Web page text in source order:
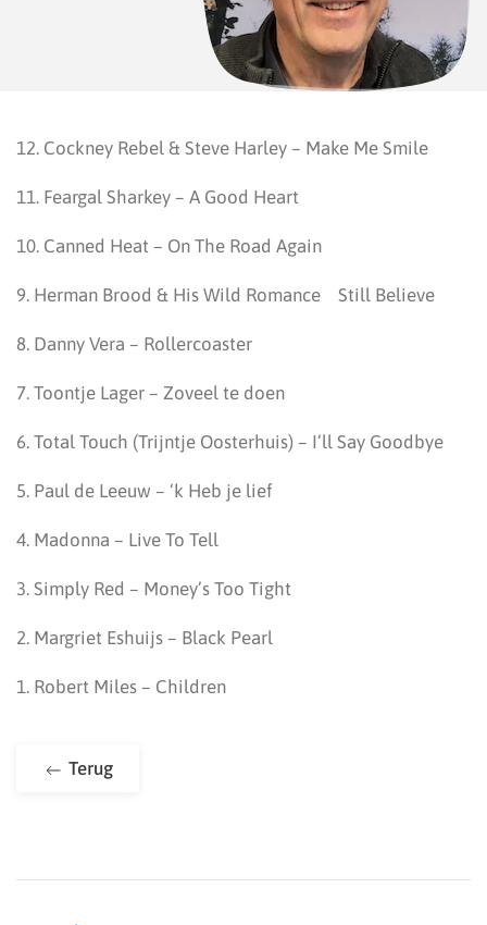
12. Cockney Rebel & Steve Harley – Make Me Smile
11. Feargal Sharkey – A Good Heart
10. Canned Heat – On The Road Again
9. Herman Brood & His Wild Romance Still Believe
8. Danny Vera – Rollercoaster
7. Toontje Lager – Zoveel te doen
6. Total Touch (Trijntje Oosterhuis) – I’ll Say Goodbye
5. Paul de Leeuw – ‘k Heb je lief
4. Madonna – Live To Tell
3. Simply Red – Money’s Too Tight
2. Margriet Eshuijs – Black Pearl
1. Robert Miles – Children
Terug